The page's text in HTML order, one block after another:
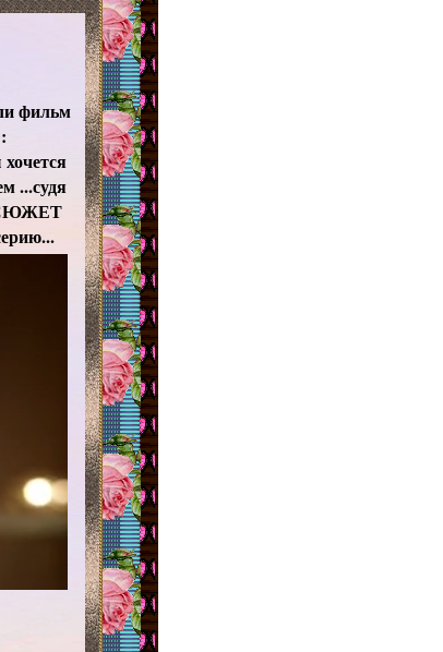
фильм
...судя
СЮЖЕТ